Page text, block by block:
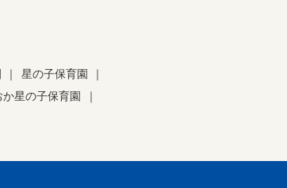
｜ 星の子保育園
｜
か星の子保育園
｜